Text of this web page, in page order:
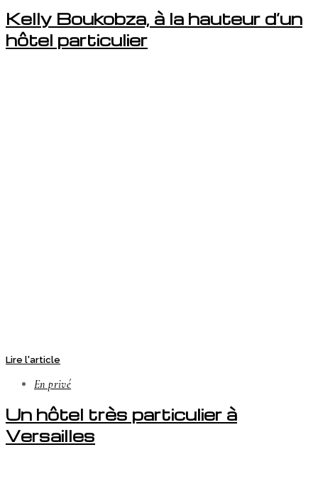
Kelly Boukobza, à la hauteur d’un
hôtel particulier
Lire l'article
En privé
Un hôtel très particulier à
Versailles